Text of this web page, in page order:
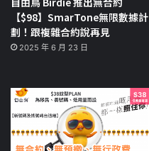
【$98】SmarTone無限數據計
劃！跟複雜合約說再見
2025 年 6 月 23 日